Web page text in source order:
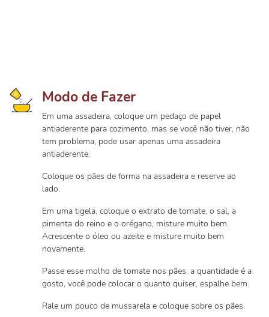
Modo de Fazer
Em uma assadeira, coloque um pedaço de papel
antiaderente para cozimento, mas se você não tiver, não
tem problema, pode usar apenas uma assadeira
antiaderente.
Coloque os pães de forma na assadeira e reserve ao
lado.
Em uma tigela, coloque o extrato de tomate, o sal, a
pimenta do reino e o orégano, misture muito bem.
Acrescente o óleo ou azeite e misture muito bem
novamente.
Passe esse molho de tomate nos pães, a quantidade é a
gosto, você pode colocar o quanto quiser, espalhe bem.
Rale um pouco de mussarela e coloque sobre os pães.